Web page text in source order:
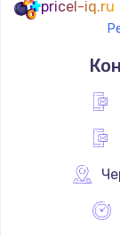
pricel-iq.ru